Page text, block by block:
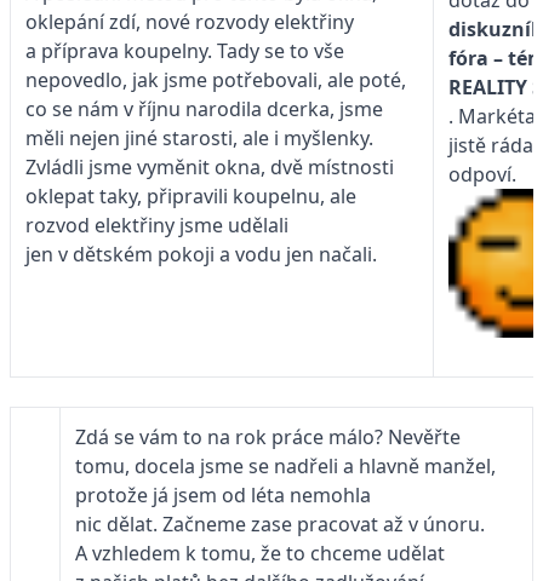
oklepání zdí, nové rozvody elektřiny
a příprava koupelny. Tady se to vše
nepovedlo, jak jsme potřebovali, ale poté,
co se nám v říjnu narodila dcerka, jsme
měli nejen jiné starosti, ale i myšlenky.
Zvládli jsme vyměnit okna, dvě místnosti
oklepat taky, připravili koupelnu, ale
rozvod elektřiny jsme udělali
jen v dětském pokoji a vodu jen načali.
fóra –
REALITY
. Markéta
jistě ráda
odpoví.
Zdá se vám to na rok práce málo? Nevěřte
tomu, docela jsme se nadřeli a hlavně manžel,
protože já jsem od léta nemohla
nic dělat. Začneme zase pracovat až v únoru.
A vzhledem k tomu, že to chceme udělat